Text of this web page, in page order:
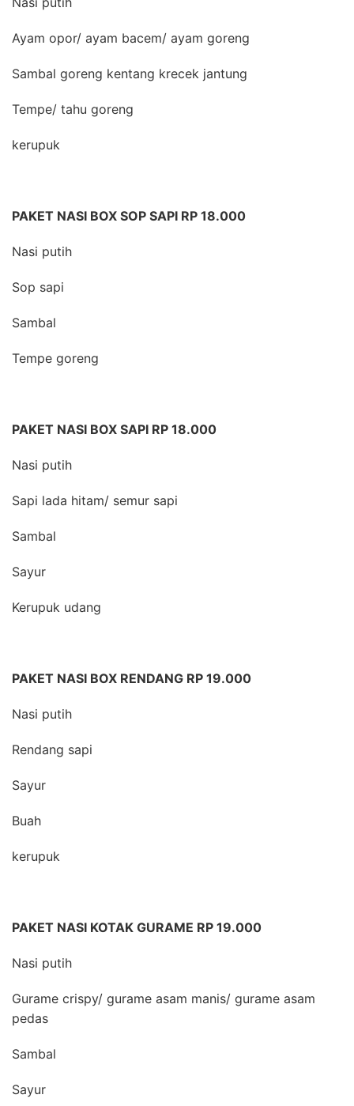
Ayam opor/ ayam bacem/ ayam goreng
Sambal goreng kentang krecek jantung
Tempe/ tahu goreng
kerupuk
PAKET NASI BOX SOP SAPI RP 18.000
Nasi putih
Sop sapi
Sambal
Tempe goreng
PAKET NASI BOX SAPI RP 18.000
Nasi putih
Sapi lada hitam/ semur sapi
Sambal
Sayur
Kerupuk udang
PAKET NASI BOX RENDANG RP 19.000
Nasi putih
Rendang sapi
Sayur
Buah
kerupuk
PAKET NASI KOTAK GURAME RP 19.000
Nasi putih
Gurame crispy/ gurame asam manis/ gurame asam
pedas
Sambal
Sayur